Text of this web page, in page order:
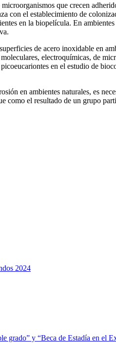
que crecen
con el establecimiento de
en la biopelícula. En
de acero inoxidable en
electroquímicas, de
en el estudio de
en ambientes naturales, es
como el resultado de un grupo
2024
grado” y “Beca de Estadía en el